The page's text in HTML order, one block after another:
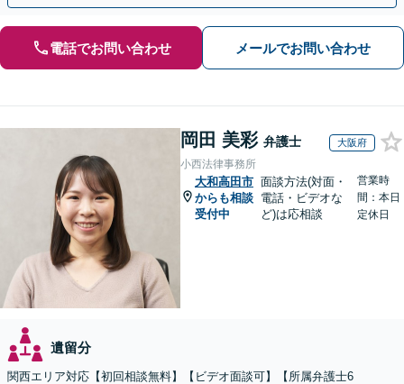
電話でお問い合わせ メールでお問い合わせ
岡田 美彩 弁護士 大阪府
小西法律事務所
大和高田市
からも相談
受付中
面談方法(対面・
電話・ビデオな
ど)は応相談
営業時
間：本日
定休日
遺留分
関西エリア対応【初回相談無料】【ビデオ面談可】【所属弁護士6